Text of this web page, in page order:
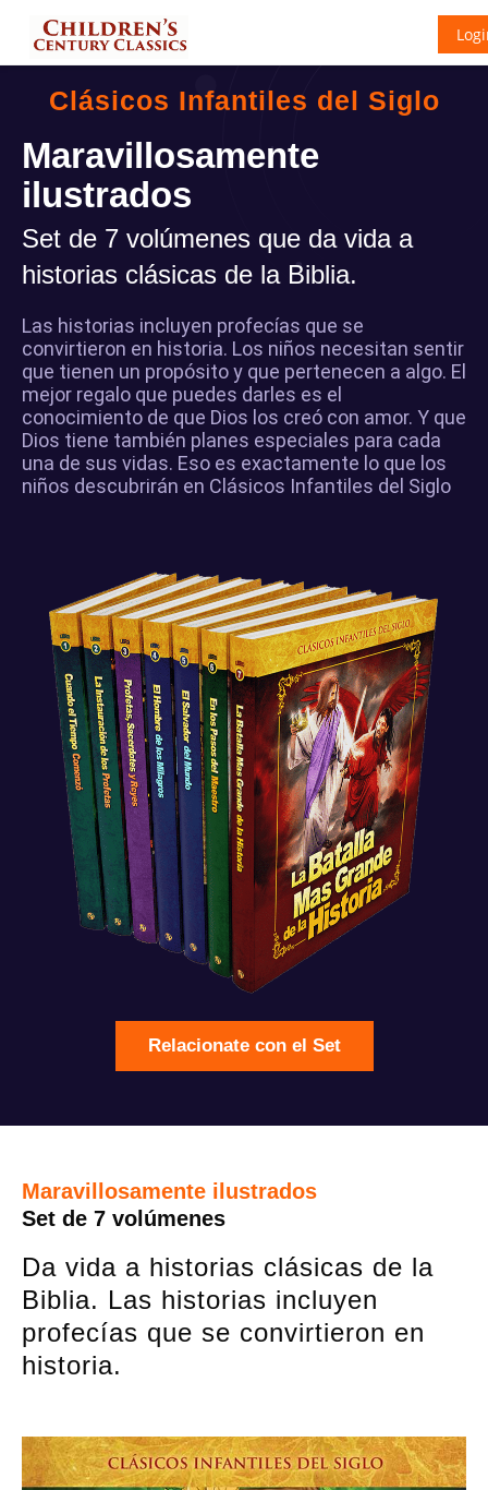
Clásicos Infantiles del Siglo
Maravillosamente
ilustrados
Set de 7 volúmenes que da vida a
historias clásicas de la Biblia.
Las historias incluyen profecías que se
convirtieron en historia. Los niños necesitan sentir
que tienen un propósito y que pertenecen a algo. El
mejor regalo que puedes darles es el
conocimiento de que Dios los creó con amor. Y que
Dios tiene también planes especiales para cada
una de sus vidas. Eso es exactamente lo que los
niños descubrirán en Clásicos Infantiles del Siglo
Relacionate con el Set
Maravillosamente ilustrados
Set de 7 volúmenes
Da vida a historias clásicas de la
Biblia. Las historias incluyen
profecías que se convirtieron en
historia.